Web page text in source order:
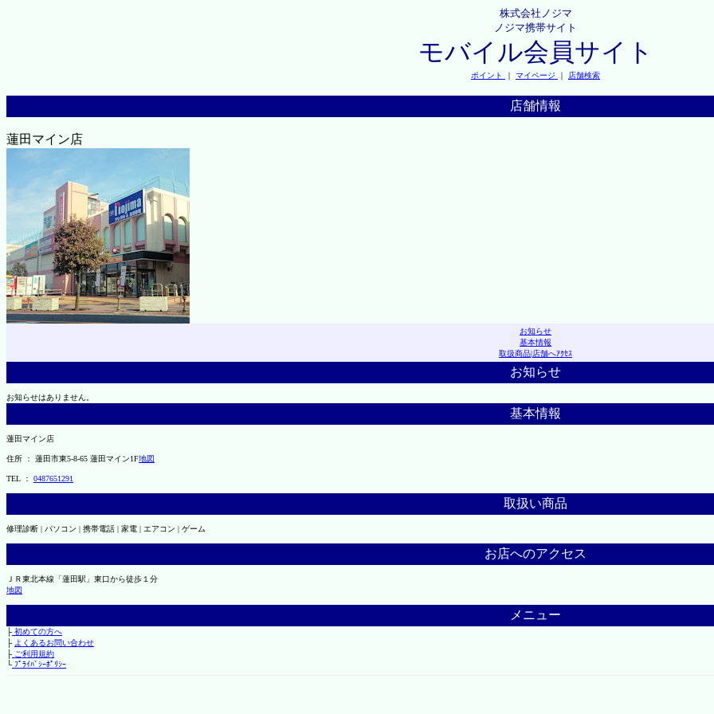
株式会社ノジマ
ノジマ携帯サイト
モバイル会員サイト
ポイント ｜ マイページ ｜ 店舗検索
店舗情報
蓮田マイン店
お知らせ
基本情報
取扱商品|店舗へｱｸｾｽ
お知らせ
お知らせはありません。
基本情報
蓮田マイン店
住所 ： 蓮田市東5-8-65 蓮田マイン1F地図
TEL ： 0487651291
取扱い商品
修理診断 | パソコン | 携帯電話 | 家電 | エアコン | ゲーム
お店へのアクセス
ＪＲ東北本線「蓮田駅」東口から徒歩１分
地図
メニュー
├初めての方へ
├ よくあるお問い合わせ
├ご利用規約
└ﾌﾟﾗｲﾊﾞｼｰﾎﾟﾘｼｰ